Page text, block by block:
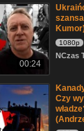
00:24
1080p
NCzas
Czy